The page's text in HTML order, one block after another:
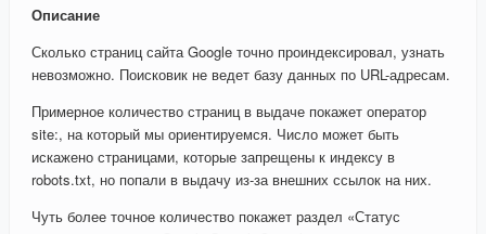
Описание
Сколько страниц сайта Google точно проиндексировал, узнать
невозможно. Поисковик не ведет базу данных по URL-адресам.
Примерное количество страниц в выдаче покажет оператор
site:, на который мы ориентируемся. Число может быть
искажено страницами, которые запрещены к индексу в
robots.txt, но попали в выдачу из-за внешних ссылок на них.
Чуть более точное количество покажет раздел «Статус